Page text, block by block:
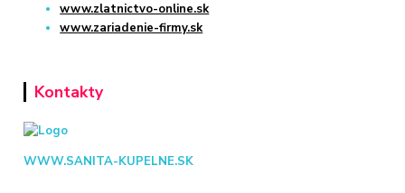
www.zlatnictvo-online.sk
www.zariadenie-firmy.sk
Kontakty
WWW.SANITA-KUPELNE.SK